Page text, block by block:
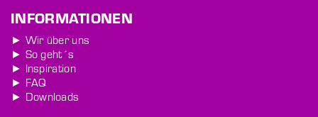
INFORMATIONEN
► Wir über uns
► So geht´s
► Inspiration
► FAQ
► Downloads